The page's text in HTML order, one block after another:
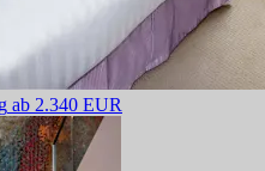
ab 2.340 EUR